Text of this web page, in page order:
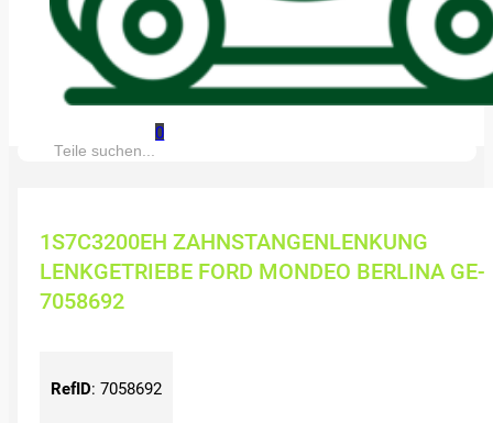
0
Suche:
1S7C3200EH ZAHNSTANGENLENKUNG
LENKGETRIEBE FORD MONDEO BERLINA GE-
7058692
RefID: 7058692